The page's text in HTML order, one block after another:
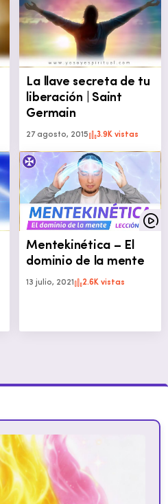
La llave secreta de tu
liberación | Saint
Germain
27 agosto, 2015 3.9K vistas
Mentekinética – El
dominio de la mente
13 julio, 2021 2.6K vistas